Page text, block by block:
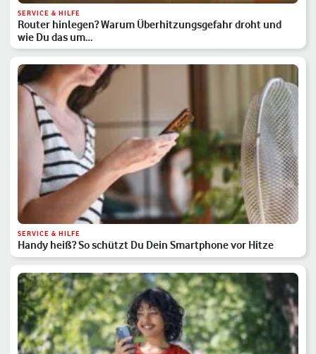
SERVICE & HILFE
Router hinlegen? Warum Überhitzungsgefahr droht und
wie Du das um…
SERVICE & HILFE
Handy heiß? So schützt Du Dein Smartphone vor Hitze